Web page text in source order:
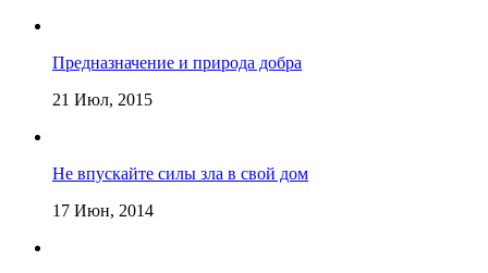
Предназначение и природа добра
21 Июл, 2015
Не впускайте силы зла в свой дом
17 Июн, 2014